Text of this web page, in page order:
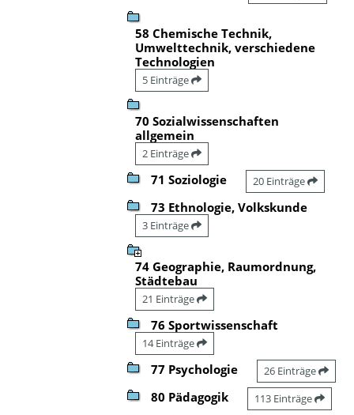
58 Chemische Technik,
Umwelttechnik, verschiedene
Technologien
5 Einträge
70 Sozialwissenschaften
allgemein
2 Einträge
71 Soziologie 20 Einträge
73 Ethnologie, Volkskunde
3 Einträge
74 Geographie, Raumordnung,
Städtebau
21 Einträge
76 Sportwissenschaft
14 Einträge
77 Psychologie 26 Einträge
80 Pädagogik 113 Einträge